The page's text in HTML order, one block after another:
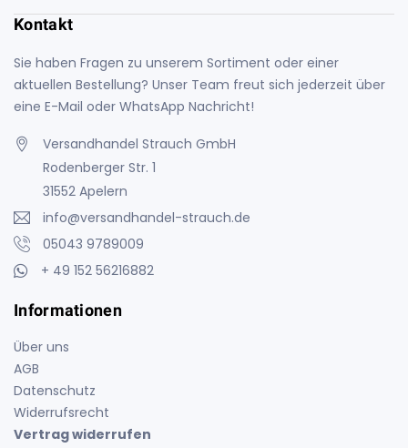
Kontakt
Sie haben Fragen zu unserem Sortiment oder einer
aktuellen Bestellung? Unser Team freut sich jederzeit über
eine E-Mail oder WhatsApp Nachricht!
Versandhandel Strauch GmbH
Rodenberger Str. 1
31552 Apelern
info@versandhandel-strauch.de
05043 9789009
+ 49 152 56216882
Informationen
Über uns
AGB
Datenschutz
Widerrufsrecht
Vertrag widerrufen